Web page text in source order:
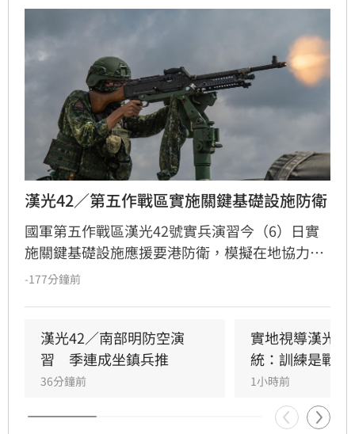
漢光42／第五作戰區實施關鍵基礎設施防衛
國軍第五作戰區漢光42號實兵演習今（6）日實
施關鍵基礎設施應援要港防衛，模擬在地協力者
襲擾港區重要設施，由港務警察先期應處，並依
力。
-177分鐘前
漢光42／南部明防空演
習　季連成坐鎮兵推
36分鐘前
實地視導漢光演
統：訓練是戰力
1小時前